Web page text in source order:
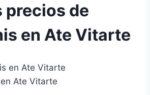
precios de
en Ate Vitarte
Ate Vitarte